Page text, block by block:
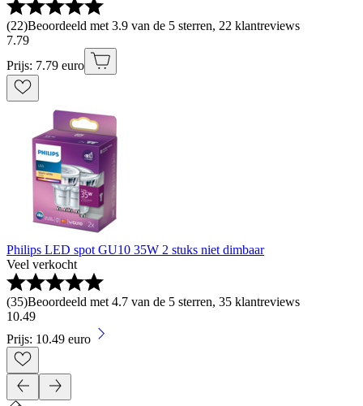
(22)Beoordeeld met 3.9 van de 5 sterren, 22 klantreviews
7.79
Prijs: 7.79 euro
Philips LED spot GU10 35W 2 stuks niet dimbaar
Veel verkocht
(35)Beoordeeld met 4.7 van de 5 sterren, 35 klantreviews
10.49
Prijs: 10.49 euro